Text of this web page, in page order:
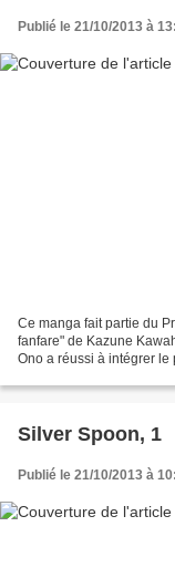
Publié le 21/10/2013 à
Ce manga fait partie du
fanfare" de Kazune
Ono a réussi à intégrer le
Silver Spoon, 1
Publié le 21/10/2013 à